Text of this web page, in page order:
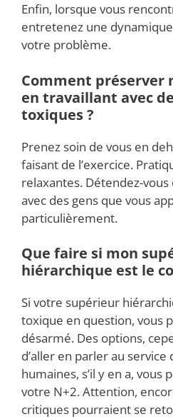
Enfin, lorsque vous
entretenez une
votre problème.
Comment préserver
en travaillant avec
toxiques ?
Prenez soin de vous en
faisant de l’exercice.
relaxantes. Détendez-
avec des gens que vous
particulièrement.
Que faire si mon
hiérarchique est le
Si votre supérieur
toxique en question, vous
désarmé. Des options,
d’aller en parler au service
humaines, s’il y en a, vous
votre N+2. Attention,
critiques pourraient se